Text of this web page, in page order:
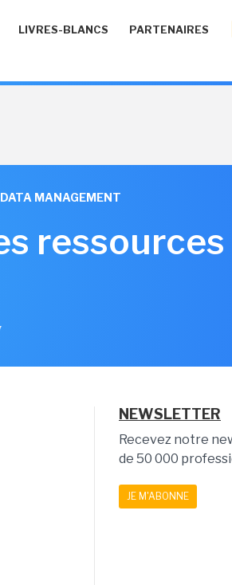
LIVRES-BLANCS PARTENAIRES
MANAGEMENT
ressources
NEWSLETTER
Recevez notre
de 50 000
JE M'ABONNE